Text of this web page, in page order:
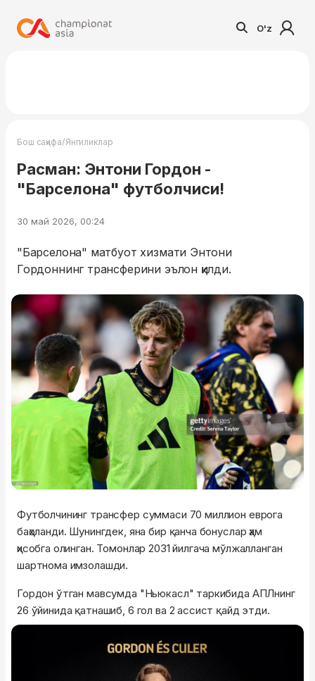
O'z
Бош саҳифа/Янгиликлар
Расман: Энтони Гордон -
"Барселона" футболчиси!
30 май 2026, 00:24
"Барселона" матбуот хизмати Энтони
Гордоннинг трансферини эълон қилди.
Футболчининг трансфер суммаси 70 миллион еврога
баҳоланди. Шунингдек, яна бир қанча бонуслар ҳам
ҳисобга олинган. Томонлар 2031 йилгача мўлжалланган
шартнома имзолашди.
Гордон ўтган мавсумда "Ньюкасл" таркибида АПЛнинг
26 ўйинида қатнашиб, 6 гол ва 2 ассист қайд этди.